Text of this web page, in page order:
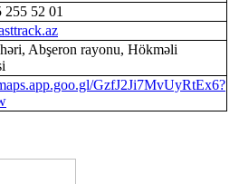
255 52 01
Abşeron rayonu, Hökməli
GzfJ2Ji7MvUyRtEx6?